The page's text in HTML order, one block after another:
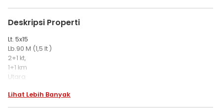
Deskripsi Properti
Lt. 5x15
Lb.90 M (1,5 lt )
2+1 kt,
1+1 km
Utara
jln.2 mobil
Lihat Lebih Banyak